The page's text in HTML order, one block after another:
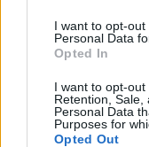
I want to opt-
Personal Data
Opted In
I want to opt-out
Retention, Sale,
Personal Data
Purposes for
Opted Out